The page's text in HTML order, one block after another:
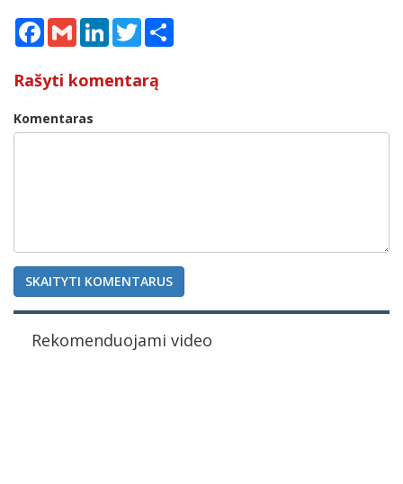
Facebook
Gmail LinkedInTwitter
Rašyti komentarą
Komentaras
SKAITYTI KOMENTARUS
Rekomenduojami video